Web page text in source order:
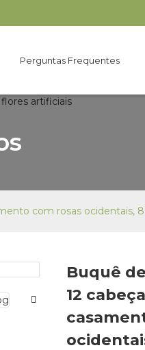
Perguntas Frequentes
com rosas ocidentais,
Buquê
12